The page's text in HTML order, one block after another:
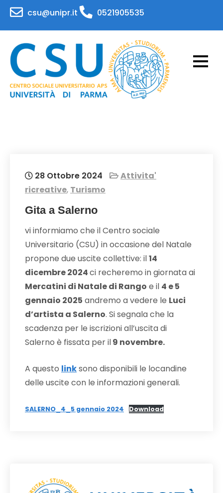
Skip
content
csu@unipr.it 0521905535
28 Ottobre 2024
Attivita'
ricreative, Turismo
Gita a Salerno
vi informiamo che il Centro sociale
Universitario (CSU) in occasione del Natale
propone due uscite collettive: il14
dicembre 2024ci recheremo in giornata ai
Mercatini di Natale di Rango e il 4 e 5
gennaio 2025 andremo a vedere le Luci
d’artista a Salerno. Si segnala che la
scadenza per le iscrizioni all’uscita di
Salerno è fissata per il9 novembre.
A questo linksono disponibili le locandine
delle uscite con le informazioni generali.
SALERNO_4_5 gennaio 2024 Download